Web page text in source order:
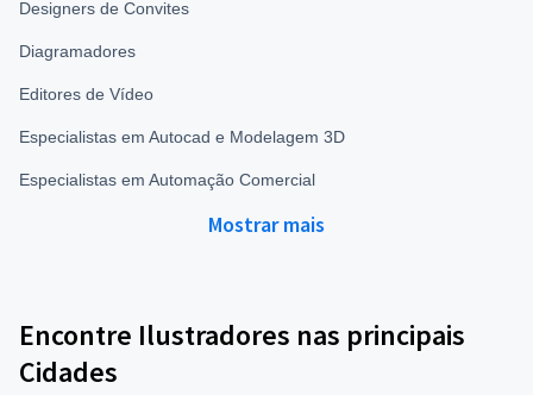
Designers de Convites
Diagramadores
Editores de Vídeo
Especialistas em Autocad e Modelagem 3D
Especialistas em Automação Comercial
Mostrar mais
Encontre Ilustradores nas principais
Cidades